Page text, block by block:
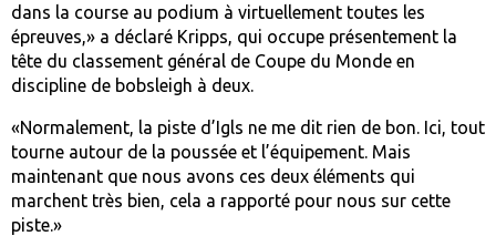
dans la course au podium à virtuellement toutes les
épreuves,» a déclaré Kripps, qui occupe présentement la
tête du classement général de Coupe du Monde en
discipline de bobsleigh à deux.
«Normalement, la piste d’Igls ne me dit rien de bon. Ici, tout
tourne autour de la poussée et l’équipement. Mais
maintenant que nous avons ces deux éléments qui
marchent très bien, cela a rapporté pour nous sur cette
piste.»